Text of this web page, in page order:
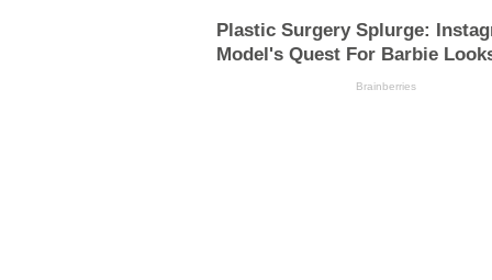
Plastic Surgery Splurge:
Model's Quest For Barbie
Brainberries